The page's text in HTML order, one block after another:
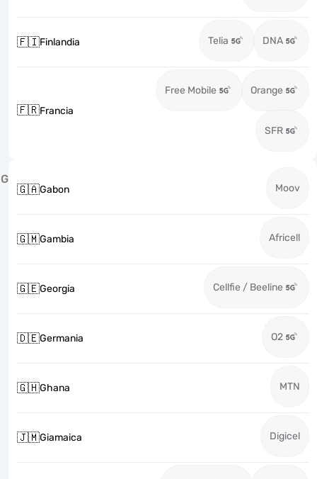
🇫🇮Finlandia Telia DNA
🇫🇷Francia
Free Mobile Orange
SFR
G
🇬🇦Gabon Moov
🇬🇲Gambia Africell
🇬🇪Georgia Cellfie / Beeline
🇩🇪Germania O2
🇬🇭Ghana MTN
🇯🇲Giamaica Digicel